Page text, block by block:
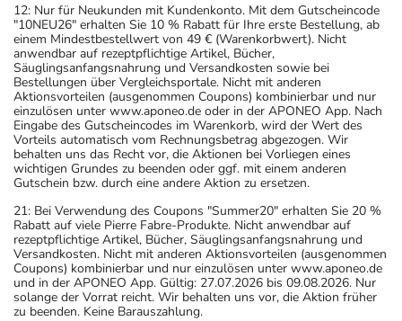
12: Nur für Neukunden mit Kundenkonto. Mit dem Gutscheincode
"10NEU26" erhalten Sie 10 % Rabatt für Ihre erste Bestellung, ab
einem Mindestbestellwert von 49 € (Warenkorbwert). Nicht
anwendbar auf rezeptpflichtige Artikel, Bücher,
Säuglingsanfangsnahrung und Versandkosten sowie bei
Bestellungen über Vergleichsportale. Nicht mit anderen
Aktionsvorteilen (ausgenommen Coupons) kombinierbar und nur
einzulösen unter www.aponeo.de oder in der APONEO App. Nach
Eingabe des Gutscheincodes im Warenkorb, wird der Wert des
Vorteils automatisch vom Rechnungsbetrag abgezogen. Wir
behalten uns das Recht vor, die Aktionen bei Vorliegen eines
wichtigen Grundes zu beenden oder ggf. mit einem anderen
Gutschein bzw. durch eine andere Aktion zu ersetzen.
21: Bei Verwendung des Coupons "Summer20" erhalten Sie 20 %
Rabatt auf viele Pierre Fabre-Produkte. Nicht anwendbar auf
rezeptpflichtige Artikel, Bücher, Säuglingsanfangsnahrung und
Versandkosten. Nicht mit anderen Aktionsvorteilen (ausgenommen
Coupons) kombinierbar und nur einzulösen unter www.aponeo.de
und in der APONEO App. Gültig: 27.07.2026 bis 09.08.2026. Nur
solange der Vorrat reicht. Wir behalten uns vor, die Aktion früher
zu beenden. Keine Barauszahlung.